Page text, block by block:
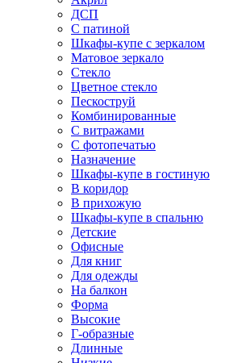
ДСП
С патиной
Шкафы-купе с зеркалом
Матовое зеркало
Стекло
Цветное стекло
Пескоструй
Комбинированные
С витражами
С фотопечатью
Назначение
Шкафы-купе в гостиную
В коридор
В прихожую
Шкафы-купе в спальню
Детские
Офисные
Для книг
Для одежды
На балкон
Форма
Высокие
Г-образные
Длинные